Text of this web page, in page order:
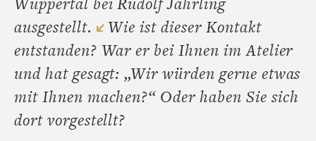
ausgestellt.
Wie ist dieser Kontakt
entstanden? War er bei Ihnen im Atelier
und hat gesagt: „Wir würden gerne etwas
mit Ihnen machen?“ Oder haben Sie sich
dort vorgestellt?